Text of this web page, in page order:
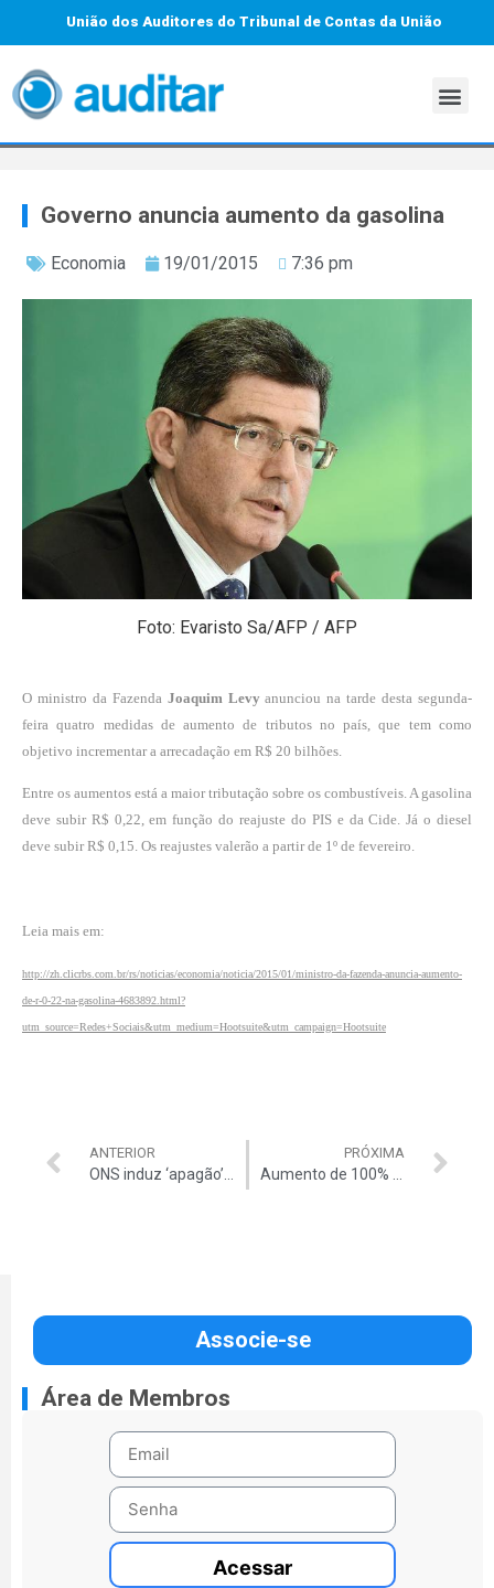
União dos Auditores do Tribunal de Contas da União
Governo anuncia aumento da gasolina
Economia 19/01/2015 7:36 pm
Foto: Evaristo Sa/AFP / AFP
O ministro da Fazenda Joaquim Levy anunciou na tarde desta segunda-
feira quatro medidas de aumento de tributos no país, que tem como
objetivo incrementar a arrecadação em R$ 20 bilhões.
Entre os aumentos está a maior tributação sobre os combustíveis. A gasolina
deve subir R$ 0,22, em função do reajuste do PIS e da Cide. Já o diesel
deve subir R$ 0,15. Os reajustes valerão a partir de 1º de fevereiro.
Leia mais em:
http://zh.clicrbs.com.br/rs/noticias/economia/noticia/2015/01/ministro-da-fazenda-anuncia-aumento-
de-r-0-22-na-gasolina-4683892.html?
utm_source=Redes+Sociais&utm_medium=Hootsuite&utm_campaign=Hootsuite
ANTERIOR PRÓXIMA
Associe-se
Área de Membros
Acessar